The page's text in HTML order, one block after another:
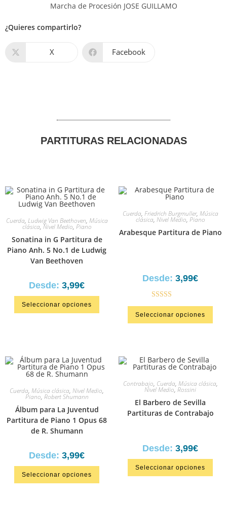
¿Quieres compartirlo?
X Facebook
PARTITURAS RELACIONADAS
Cuerda, Ludwig Van Beethoven, Música
clásica, Nivel Medio, Piano
Sonatina in G Partitura de
Piano Anh. 5 No.1 de Ludwig
Van Beethoven
Desde: 3,99€
Seleccionar opciones
Cuerda, Friedrich Burgmuller, Música
clásica, Nivel Medio, Piano
Arabesque Partitura de Piano
Desde: 3,99€
Valorado en
5.00de 5
Seleccionar opciones
Cuerda, Música clásica, Nivel Medio,
Piano, Robert Shumann
Álbum para La Juventud
Partitura de Piano 1 Opus 68
de R. Shumann
Desde: 3,99€
Seleccionar opciones
Contrabajo, Cuerda, Música clásica,
Nivel Medio,Rossini
El Barbero de Sevilla
Partituras de Contrabajo
Desde: 3,99€
Seleccionar opciones